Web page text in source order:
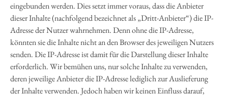
eingebunden werden. Dies setzt immer voraus, dass die Anbieter
dieser Inhalte (nachfolgend bezeichnet als „Dritt-Anbieter“) die IP-
Adresse der Nutzer wahrnehmen. Denn ohne die IP-Adresse,
könnten sie die Inhalte nicht an den Browser des jeweiligen Nutzers
senden. Die IP-Adresse ist damit für die Darstellung dieser Inhalte
erforderlich. Wir bemühen uns, nur solche Inhalte zu verwenden,
deren jeweilige Anbieter die IP-Adresse lediglich zur Auslieferung
der Inhalte verwenden. Jedoch haben wir keinen Einfluss darauf,